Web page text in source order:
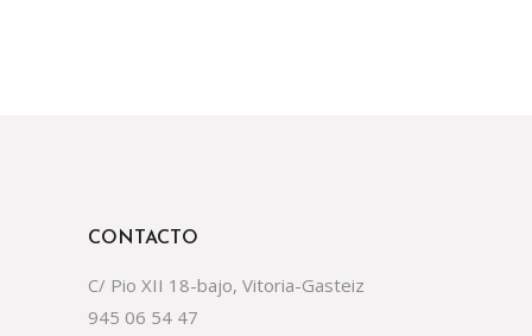
CONTACTO
C/ Pio XII 18-bajo, Vitoria-Gasteiz
945 06 54 47